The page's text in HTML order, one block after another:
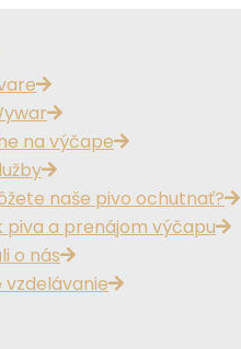
na výčape
naše pivo ochutnať?
piva a prenájom výčapu
o nás
vzdelávanie